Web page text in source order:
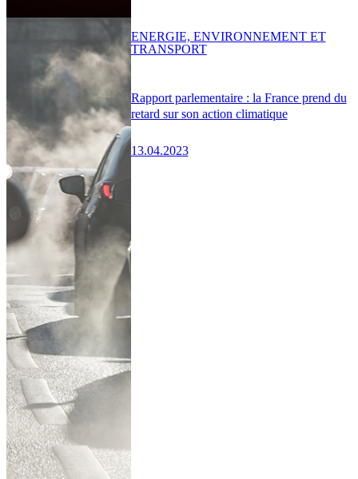
Rapport parlementaire : la France prend du
retard sur son action climatique
13.04.2023
ENERGIE, ENVIRONNEMENT ET
TRANSPORT